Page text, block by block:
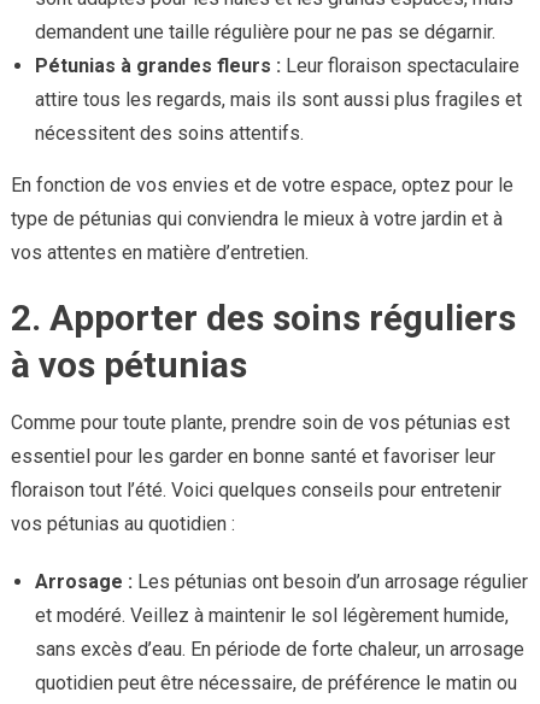
demandent une taille régulière pour ne pas se dégarnir.
Pétunias à grandes fleurs : Leur floraison spectaculaire
attire tous les regards, mais ils sont aussi plus fragiles et
nécessitent des soins attentifs.
En fonction de vos envies et de votre espace, optez pour le
type de pétunias qui conviendra le mieux à votre jardin et à
vos attentes en matière d’entretien.
2. Apporter des soins réguliers
à vos pétunias
Comme pour toute plante, prendre soin de vos pétunias est
essentiel pour les garder en bonne santé et favoriser leur
floraison tout l’été. Voici quelques conseils pour entretenir
vos pétunias au quotidien :
Arrosage : Les pétunias ont besoin d’un arrosage régulier
et modéré. Veillez à maintenir le sol légèrement humide,
sans excès d’eau. En période de forte chaleur, un arrosage
quotidien peut être nécessaire, de préférence le matin ou